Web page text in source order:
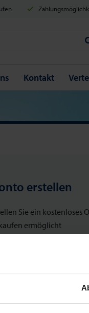
Kontakt
erstellen
Sie ein kostenloses
ermöglicht
herunterladen
Sie Ihre
Ihres ‘alten’
Bestellung aufzugeben